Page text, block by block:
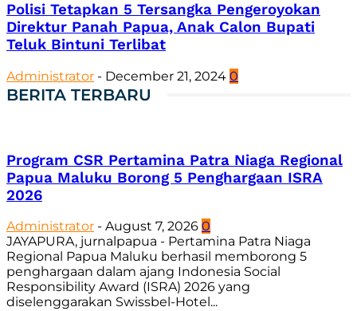
Polisi Tetapkan 5 Tersangka Pengeroyokan
Direktur Panah Papua, Anak Calon Bupati
Teluk Bintuni Terlibat
Administrator - December 21, 2024 0
BERITA TERBARU
Program CSR Pertamina Patra Niaga Regional
Papua Maluku Borong 5 Penghargaan ISRA
2026
Administrator - August 7, 2026 0
JAYAPURA, jurnalpapua - Pertamina Patra Niaga
Regional Papua Maluku berhasil memborong 5
penghargaan dalam ajang Indonesia Social
Responsibility Award (ISRA) 2026 yang
diselenggarakan Swissbel-Hotel...